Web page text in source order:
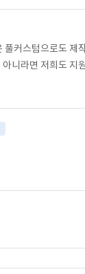
풀커스텀으로도 제
니라면 저희도 지